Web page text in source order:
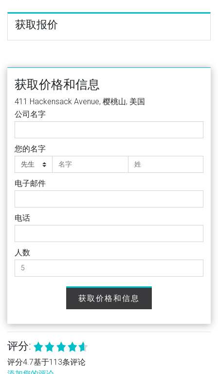
获取报价
获取价格和信息
411 Hackensack Avenue, 樱桃山, 美国
公司名字
您的名字
电子邮件
电话
人数
获取价格和信息
评分:
评分4.7基于113条评论